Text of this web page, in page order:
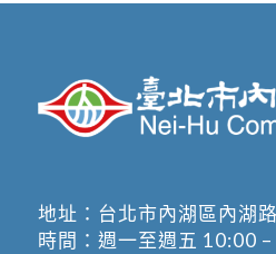
地址： 台北市內湖區內湖
時間：週一至週五 10:00